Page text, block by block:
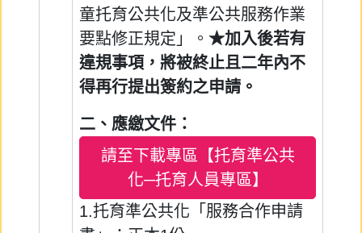
童托育公共化及準公共服務作業
要點修正規定」。 ★加入後若有
違規事項，將被終止且二年內不
得再行提出簽約之申請。
二、應繳文件：
請至下載專區【托育準公共
化─托育人員專區】
1.托育準公共化「服務合作申請